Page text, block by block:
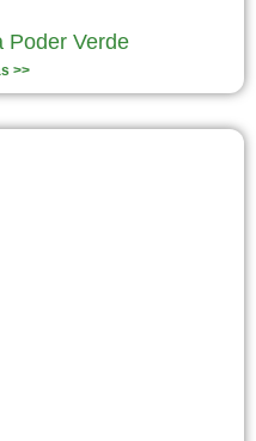
Poder Verde
>>